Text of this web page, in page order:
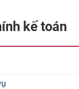
kế toán